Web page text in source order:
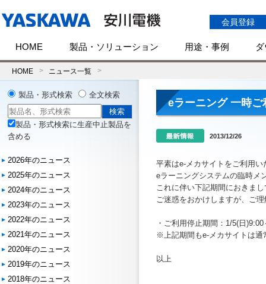
会員登録
HOME 製品・ソリューション 用途・事例
HOME ニュース一覧
eラーニング 一時
2013/12/26
平素はe-メカサイトをご利用
eラーニングシステムの臨時メ
これに伴い下記期間におきま
ご迷惑をおかけしますが、ご
・ご利用停止期間：1/5(日)9:00
※上記期間もe-メカサイトは通
以上
製品・形式検索 全文検索
製品・形式検索に生産中止製品を
含める
2026年のニュース
2025年のニュース
2024年のニュース
2023年のニュース
2022年のニュース
2021年のニュース
2020年のニュース
2019年のニュース
2018年のニュース